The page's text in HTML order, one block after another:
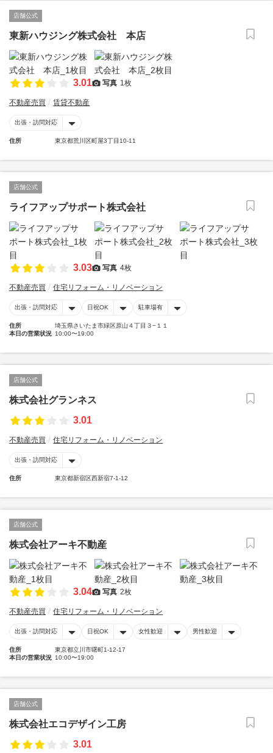
店舗公式
東新ハウジング株式会社 本店
3.01 写真 1枚
不動産売買 賃貸不動産
出張・訪問対応
住所 東京都荒川区町屋3丁目10-11
店舗公式
ライフアップサポート株式会社
3.03 写真 4枚
不動産売買 住宅リフォーム・リノベーション
出張・訪問対応 日祝OK 駐車場有
住所
埼玉県さいたま市緑区原山４丁目３−１１
本日の営業状況 10:00〜19:00
店舗公式
株式会社グランネス
3.01
不動産売買 住宅リフォーム・リノベーション
出張・訪問対応
住所 東京都新宿区西新宿7-1-12
店舗公式
株式会社アーキ不動産
3.04 写真 2枚
不動産売買 住宅リフォーム・リノベーション
出張・訪問対応 日祝OK 女性歓迎 男性歓迎
住所
東京都立川市曙町1-12-17
本日の営業状況 10:00〜19:00
店舗公式
株式会社エコデザイン工房
3.01